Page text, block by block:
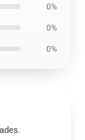
0%
0%
0%